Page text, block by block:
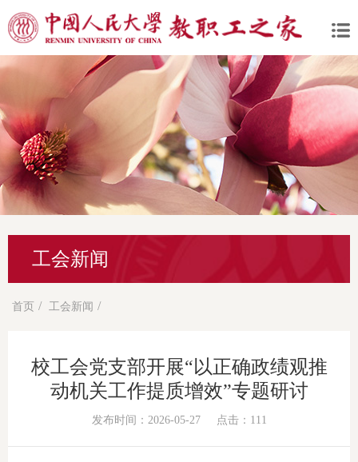
工会新闻
首页 / 工会新闻 /
校工会党支部开展“以正确政绩观推
动机关工作提质增效”专题研讨
发布时间：2026-05-27 点击： 111